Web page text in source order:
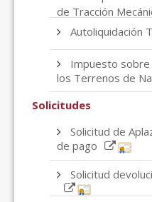
de Tracción
Autoliquidación
Impuesto
los Terrenos de
Solicitudes
Solicitud de
de pago
Solicitud